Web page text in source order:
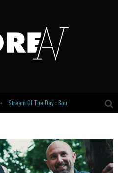
Hardcore, Actually. Meet Cút Lộn
Introducing Newcomer : Gudewife